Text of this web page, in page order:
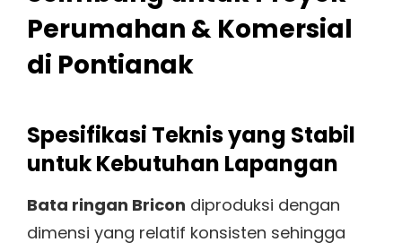
Perumahan & Komersial
di Pontianak
Spesifikasi Teknis yang Stabil
untuk Kebutuhan Lapangan
Bata ringan Bricon diproduksi dengan
dimensi yang relatif konsisten sehingga